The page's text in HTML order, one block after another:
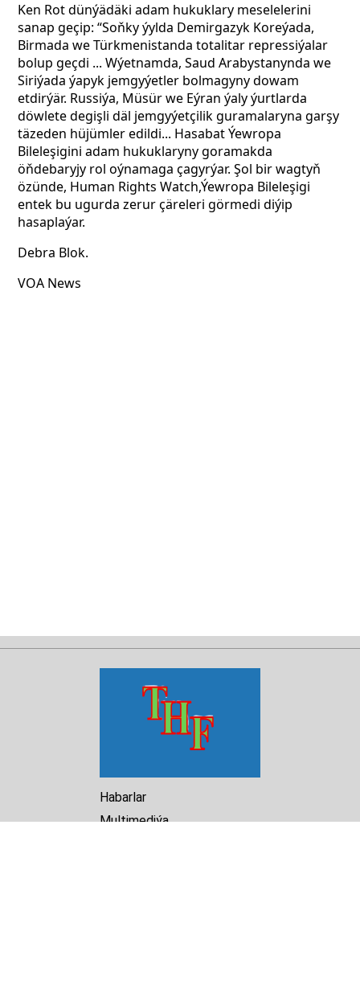
Ken Rot dünýädäki adam hukuklary meselelerini
sanap geçip: “Soňky ýylda Demirgazyk Koreýada,
Birmada we Türkmenistanda totalitar repressiýalar
bolup geçdi ... Wýetnamda, Saud Arabystanynda we
Siriýada ýapyk jemgyýetler bolmagyny dowam
etdirýär. Russiýa, Müsür we Eýran ýaly ýurtlarda
döwlete degişli däl jemgyýetçilik guramalaryna garşy
täzeden hüjümler edildi... Hasabat Ýewropa
Bileleşigini adam hukuklaryny goramakda
öňdebaryjy rol oýnamaga çagyrýar. Şol bir wagtyň
özünde, Human Rights Watch,Ýewropa Bileleşigi
entek bu ugurda zerur çäreleri görmedi diýip
hasaplaýar.
Debra Blok.
VOA News
Habarlar
Multimediýa